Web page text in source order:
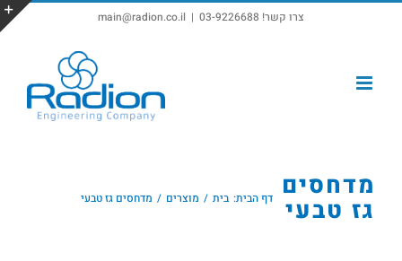
צרו קשר! 03-9226688 |
main@radion.co.il
מדחסים
גז טבעי דף הבית: בית מוצרים מדחסים גז טבעי